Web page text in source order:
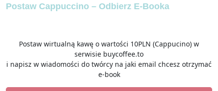
Postaw Cappuccino – Odbierz E-Booka
Postaw wirtualną kawę o wartości 10PLN (Cappucino) w
serwisie buycoffee.to
i napisz w wiadomości do twórcy na jaki email chcesz otrzymać
e-book